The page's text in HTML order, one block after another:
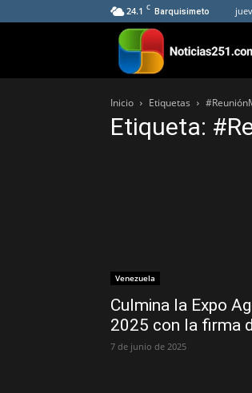
24.1 C Barquisimeto
Inicio Etiquetas
Etiqueta:
Venezuela
Culmina la Expo
2025 con la firma
7 de junio de 2025